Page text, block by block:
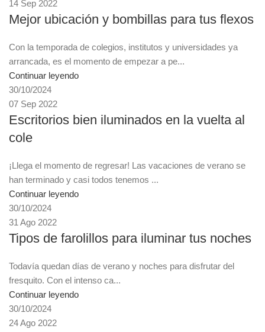
14 Sep 2022
Mejor ubicación y bombillas para tus flexos
Con la temporada de colegios, institutos y universidades ya
arrancada, es el momento de empezar a pe...
Continuar leyendo
30/10/2024
07 Sep 2022
Escritorios bien iluminados en la vuelta al
cole
¡Llega el momento de regresar! Las vacaciones de verano se
han terminado y casi todos tenemos ...
Continuar leyendo
30/10/2024
31 Ago 2022
Tipos de farolillos para iluminar tus noches
Todavía quedan días de verano y noches para disfrutar del
fresquito. Con el intenso ca...
Continuar leyendo
30/10/2024
24 Ago 2022